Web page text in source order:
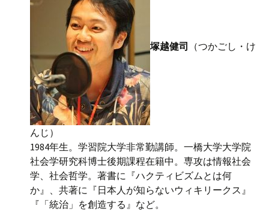
塚越健司 （つかごし・け
んじ）
1984年生。学習院大学非常勤講師。一橋大学大学院
社会学研究科博士後期課程在籍中。専攻は情報社会
学、社会哲学。著書に『ハクティビズムとは何
か』、共著に『日本人が知らないウィキリークス』
『「統治」を創造する』など。